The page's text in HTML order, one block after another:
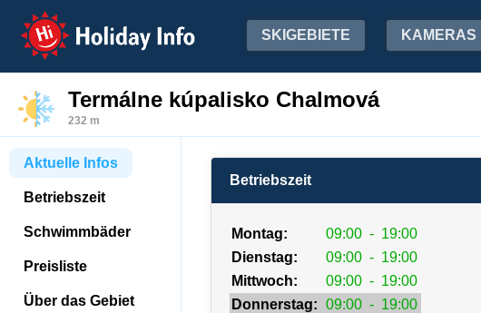
Holiday Info SKIGEBIETE KAMERAS
Termálne kúpalisko Chalmová
232 m
Aktuelle Infos
Betriebszeit
Schwimmbäder
Preisliste
Über das Gebiet
Betriebszeit
Montag: 09:00 - 19:00
Dienstag:
09:00 - 19:00
Mittwoch:
09:00 - 19:00
Donnerstag: 09:00 - 19:00